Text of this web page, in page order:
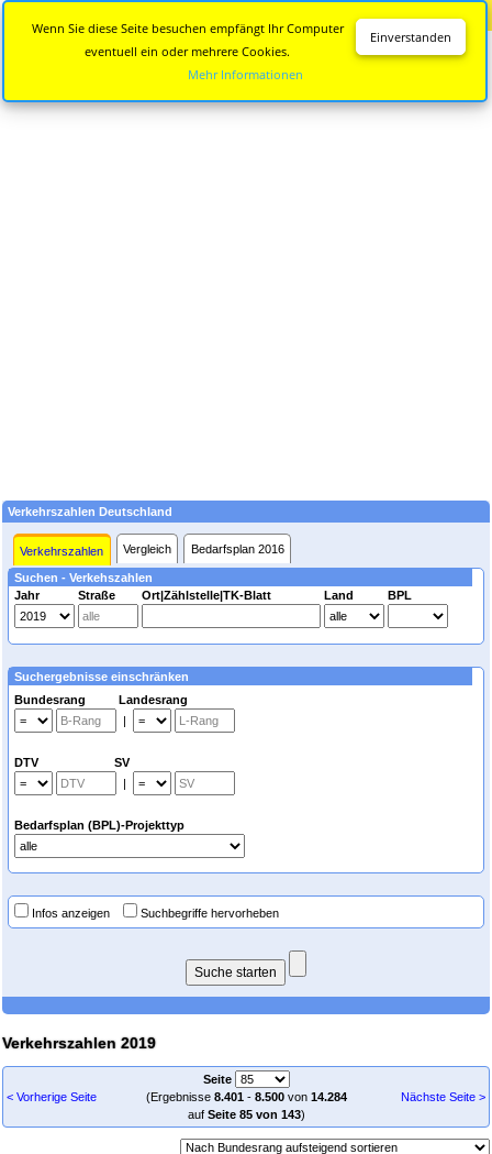
Verkehrszahlen Deutschland
Verkehrszahlen Vergleich Bedarfsplan 2016
Suchen - Verkehszahlen
Jahr
Straße Ort|Zählstelle|TK-Blatt Land BPL
Suchergebnisse einschränken
Bundesrang Landesrang
|
DTV SV
|
Bedarfsplan (BPL)-Projekttyp
Infos anzeigen Suchbegriffe hervorheben
Verkehrszahlen 2019
< Vorherige Seite
Seite
(Ergebnisse 8.401- 8.500von 14.284
auf Seite 85 von 143)
Nächste Seite >
Einverstanden
Wenn Sie diese Seite besuchen empfängt Ihr Computer
eventuell ein oder mehrere Cookies.
Mehr Informationen